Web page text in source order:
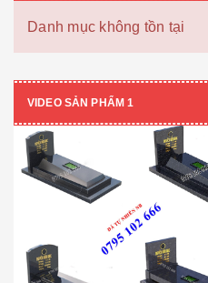
Danh mục không tồn tại
VIDEO SẢN PHẨM 1